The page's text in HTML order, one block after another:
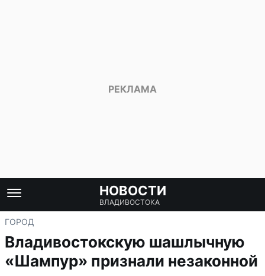
НОВОСТИ
ВЛАДИВОСТОКА
ГОРОД
Владивостокскую шашлычную
«Шампур» признали незаконной